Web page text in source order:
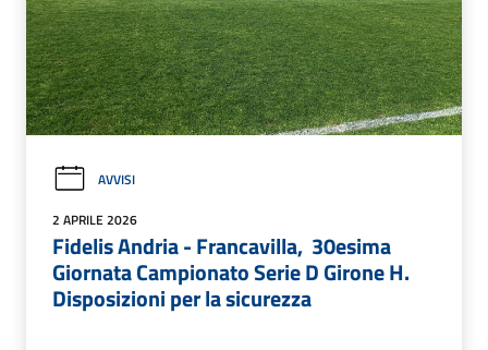
AVVISI
2 APRILE 2026
Fidelis Andria - Francavilla, 30esima
Giornata Campionato Serie D Girone H.
Disposizioni per la sicurezza